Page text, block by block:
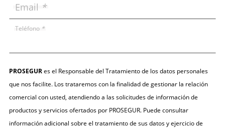
Email *
Teléfono *
PROSEGURes el Responsable del Tratamiento de los datos personales
que nos facilite. Los trataremos con la finalidad de gestionar la relación
comercial con usted, atendiendo a las solicitudes de información de
productos y servicios ofertados por PROSEGUR. Puede consultar
información adicional sobre el tratamiento de sus datos y ejercicio de